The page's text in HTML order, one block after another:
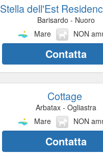
Stella dell'Est
Barisardo - Nuoro
Mare
NON
Contatta
Cottage
Arbatax - Ogliastra
Mare
NON
Contatta